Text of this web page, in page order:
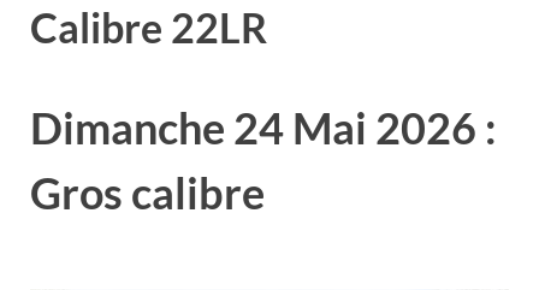
Calibre 22LR
Dimanche 24 Mai 2026 :
Gros calibre